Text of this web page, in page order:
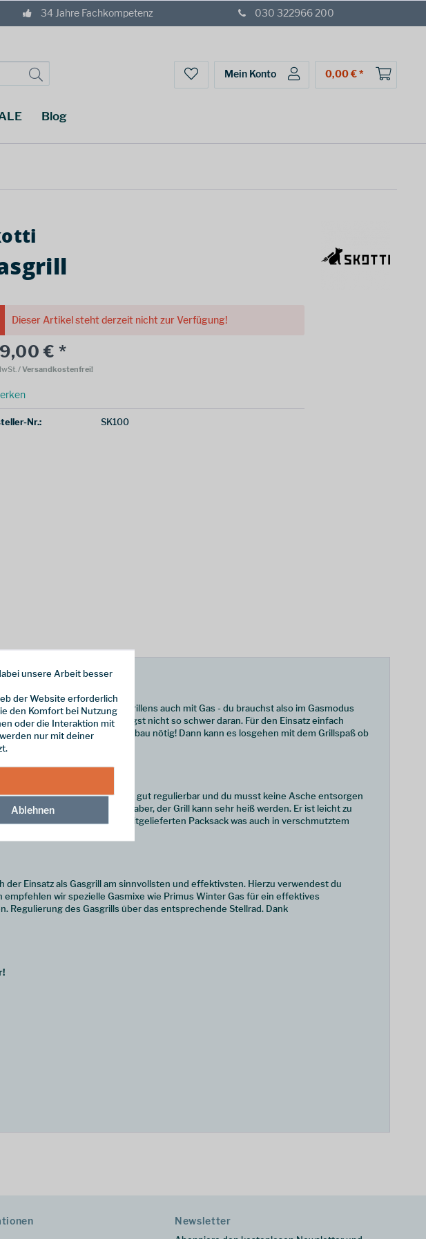
34 Jahre Fachkompetenz 030 322966 200
Mein Konto 0,00 € *
Blog
Dieser Artikel steht derzeit nicht zur Verfügung!
€ *
/ Versandkostenfrei!
Nr.: SK100
des klassischen Grillens auch mit Gas - du brauchst also im Gasmodus
Daypack und du trägst nicht so schwer daran. Für den Einsatz einfach
kein Werkzeug zum Aufbau nötig! Dann kann es losgehen mit dem Grillspaß ob
heiß (wenn gewünscht). Er ist gut regulierbar und du musst keine Asche entsorgen
werden. Achtung aber, der Grill kann sehr heiß werden. Er ist leicht zu
Der Transport erfolgt im mitgelieferten Packsack was auch in verschmutztem
Einsatz als Gasgrill am sinnvollsten und effektivsten. Hierzu verwendest du
wir spezielle Gasmixe wie Primus Winter Gas für ein effektives
Regulierung des Gasgrills über das entsprechende Stellrad. Dank
Newsletter
unsere Arbeit besser
der Website erforderlich
den Komfort bei Nutzung
oder die Interaktion mit
nur mit deiner
Ablehnen